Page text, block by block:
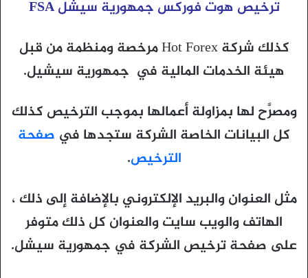
ترخيص هوت فوركس جمهورية سيشل FSA
كذلك شركة Hot Forex مرخصة ومنظمة من قبل
هيئة الخدمات المالية في جمهورية سيشيل.
ومصرَّح لها بمزاولة أعمالها بموجب الترخيص كذلك
كل البيانات الخاصة الشركة ستجدها في صفحة
الترخيص.
مثل العنوان والبريد الإلكتروني بالإضافة إلى ذلك ،
الهاتف والويب سايت والعنوان كل ذلك متوفر
على صفحة ترخيص الشركة في جمهورية سيشل.